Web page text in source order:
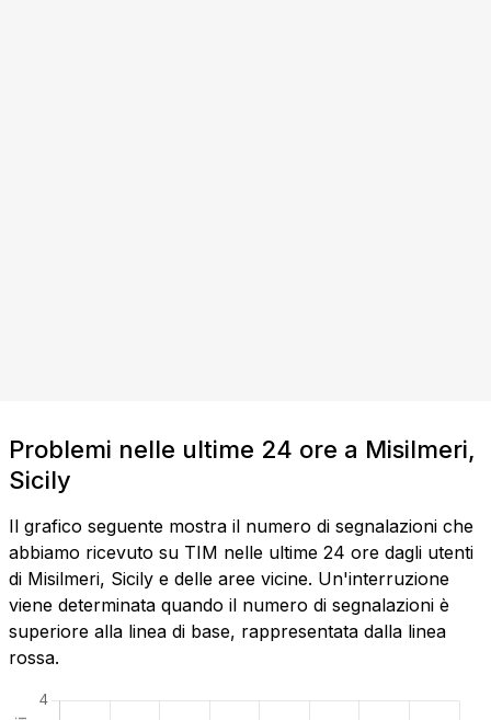
Problemi nelle ultime 24 ore a Misilmeri,
Sicily
Il grafico seguente mostra il numero di segnalazioni che
abbiamo ricevuto su TIM nelle ultime 24 ore dagli utenti
di Misilmeri, Sicily e delle aree vicine. Un'interruzione
viene determinata quando il numero di segnalazioni è
superiore alla linea di base, rappresentata dalla linea
rossa.